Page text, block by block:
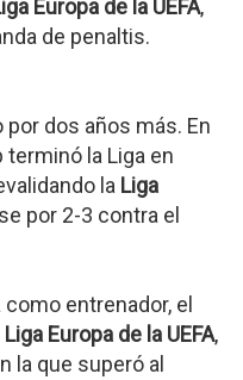
Europa de la UEFA,
de penaltis.
dos años más. En
terminó la Liga en
la Liga
por 2-3 contra el
entrenador, el
Liga Europa de la UEFA,
la que superó al